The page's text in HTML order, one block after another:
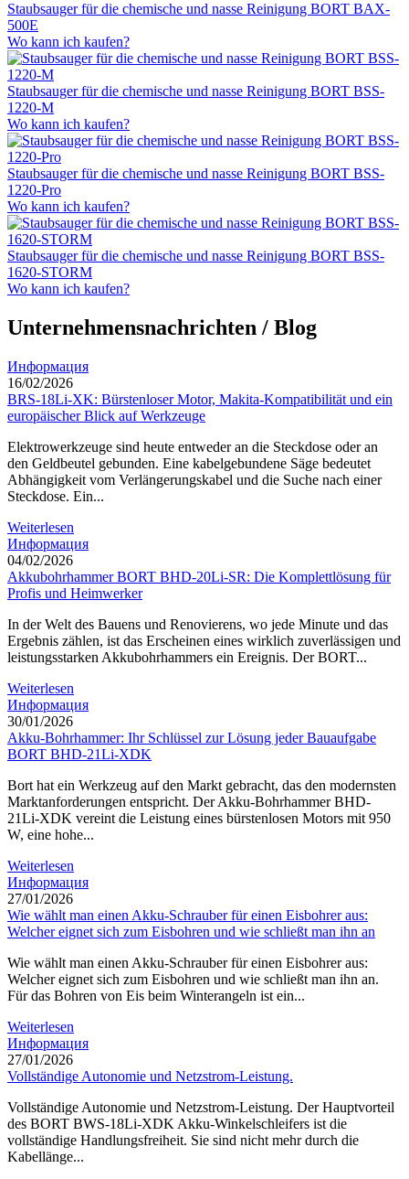
Staubsauger für die chemische und nasse Reinigung BORT BAX-
500E
Wo kann ich kaufen?
Staubsauger für die chemische und nasse Reinigung BORT BSS-
1220-M
Wo kann ich kaufen?
Staubsauger für die chemische und nasse Reinigung BORT BSS-
1220-Pro
Wo kann ich kaufen?
Staubsauger für die chemische und nasse Reinigung BORT BSS-
1620-STORM
Wo kann ich kaufen?
Unternehmensnachrichten / Blog
Информация
16/02/2026
BRS-18Li-XK: Bürstenloser Motor, Makita-Kompatibilität und ein
europäischer Blick auf Werkzeuge
Elektrowerkzeuge sind heute entweder an die Steckdose oder an
den Geldbeutel gebunden. Eine kabelgebundene Säge bedeutet
Abhängigkeit vom Verlängerungskabel und die Suche nach einer
Steckdose. Ein...
Weiterlesen
Информация
04/02/2026
Akkubohrhammer BORT BHD-20Li-SR: Die Komplettlösung für
Profis und Heimwerker
In der Welt des Bauens und Renovierens, wo jede Minute und das
Ergebnis zählen, ist das Erscheinen eines wirklich zuverlässigen und
leistungsstarken Akkubohrhammers ein Ereignis. Der BORT...
Weiterlesen
Информация
30/01/2026
Akku-Bohrhammer: Ihr Schlüssel zur Lösung jeder Bauaufgabe
BORT BHD-21Li-XDK
Bort hat ein Werkzeug auf den Markt gebracht, das den modernsten
Marktanforderungen entspricht. Der Akku-Bohrhammer BHD-
21Li-XDK vereint die Leistung eines bürstenlosen Motors mit 950
W, eine hohe...
Weiterlesen
Информация
27/01/2026
Wie wählt man einen Akku-Schrauber für einen Eisbohrer aus:
Welcher eignet sich zum Eisbohren und wie schließt man ihn an
Wie wählt man einen Akku-Schrauber für einen Eisbohrer aus:
Welcher eignet sich zum Eisbohren und wie schließt man ihn an.
Für das Bohren von Eis beim Winterangeln ist ein...
Weiterlesen
Информация
27/01/2026
Vollständige Autonomie und Netzstrom-Leistung.
Vollständige Autonomie und Netzstrom-Leistung. Der Hauptvorteil
des BORT BWS-18Li-XDK Akku-Winkelschleifers ist die
vollständige Handlungsfreiheit. Sie sind nicht mehr durch die
Kabellänge...